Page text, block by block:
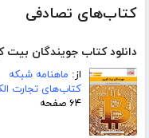
کتاب‌های تصادفی
دانلود کتاب جویندگان بیت
از: ماهنامه شبکه
کتاب‌های تجارت
۶۴ صفحه